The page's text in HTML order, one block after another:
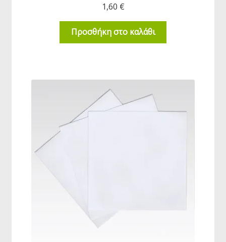
1,60 €
Προσθήκη στο καλάθι